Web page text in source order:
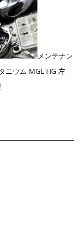
メンテナン
ニウム MGL HG 左